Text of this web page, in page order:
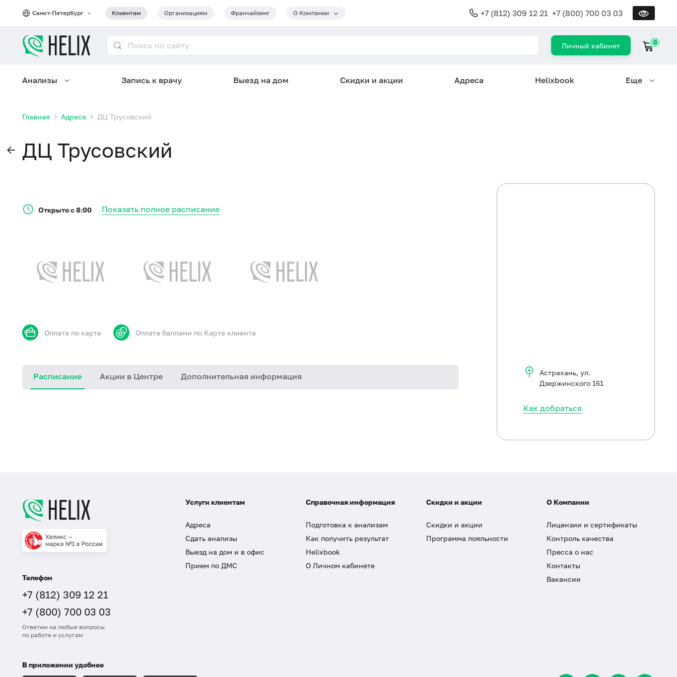
Санкт-Петербург Клиентам Организациям Франчайзинг О Компании +7 (812) 309 12 21 +7 (800) 700 03 03
Личный кабинет 0
Анализы Запись к врачу Выезд на дом Скидки и акции Адреса Helixbook Еще
Главная Адреса ДЦ Трусовский
ДЦ Трусовский
Открыто с 8:00 Показать полное расписание
Оплата по карте Оплата баллами по Карте клиента
Расписание Акции в Центре Дополнительная информация Астрахань, ул.
Дзержинского 161
Как добраться
Телефон
+7 (812) 309 12 21
+7 (800) 700 03 03
Ответим на любые вопросы
по работе и услугам
Услуги клиентам
Адреса
Сдать анализы
Выезд на дом и в офис
Прием по ДМС
Справочная информация
Подготовка к анализам
Как получить результат
Helixbook
О Личном кабинете
Скидки и акции
Скидки и акции
Программа лояльности
О Компании
Лицензии и сертификаты
Контроль качества
Пресса о нас
Контакты
Вакансии
В приложении удобнее